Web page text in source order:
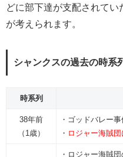
どに部下達が支配されて
が考えられます。
シャンクスの過去の時系
時系列
38年前
（1歳）
・ゴッドバレー
・ ロジャー海賊
・ロジャー海賊